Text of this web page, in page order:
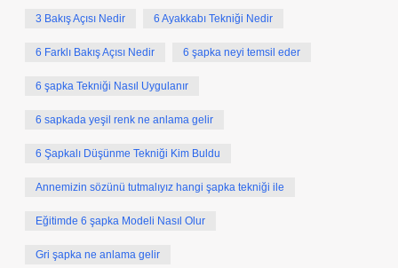
3 Bakış Açısı Nedir 6 Ayakkabı Tekniği Nedir
6 Farklı Bakış Açısı Nedir 6 şapka neyi temsil eder
6 şapka Tekniği Nasıl Uygulanır
6 sapkada yeşil renk ne anlama gelir
6 Şapkalı Düşünme Tekniği Kim Buldu
Annemizin sözünü tutmalıyız hangi şapka tekniği ile
Eğitimde 6 şapka Modeli Nasıl Olur
Gri şapka ne anlama gelir